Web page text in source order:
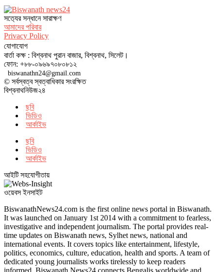
সত‌্যের সন্ধানে সারাক্ষণ
আমাদের পরিবার
Privacy Policy
যোগাযোগ
বার্তা কক্ষ : বিশ্বনাথ পুরান বাজার, বিশ্বনাথ, সিলেট।
ফোন: +৮৮-০৯৬৯৭০৮০৮১২
biswanathn24@gmail.com
© সর্বস্বত্ব স্বত্বাধিকার সংরক্ষিত
বিশ্বনাথনিউজ২৪
ছবি
ভিডিও
আর্কাইভ
ছবি
ভিডিও
আর্কাইভ
আইটি সহযোগীতায়
ওয়েবস ইনসাইট
BiswanathNews24.com is the first online news portal in Biswanath.
It was launched on January 1st 2014 with a commitment to fearless,
investigative and independent journalism. The portal provides real-
time updates on Biswanath news, Sylhet news, national and
international events. It covers topics like entertainment, lifestyle,
politics, economics, culture, education, health and sports. A team of
dedicated young journalists works tirelessly to keep readers